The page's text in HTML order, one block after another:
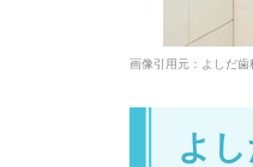
画像引用元：よしだ歯
よ